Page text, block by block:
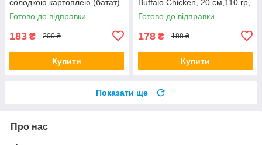
солодкою картоплею (батат)
100 гр (*)
Готово до відправки
183 ₴ 200 ₴
Купити
Buffalo Chicken, 20 см,110 гр,
1 шт/уп C1003261
Готово до відправки
178 ₴ 188 ₴
Купити
Показати ще
Про нас